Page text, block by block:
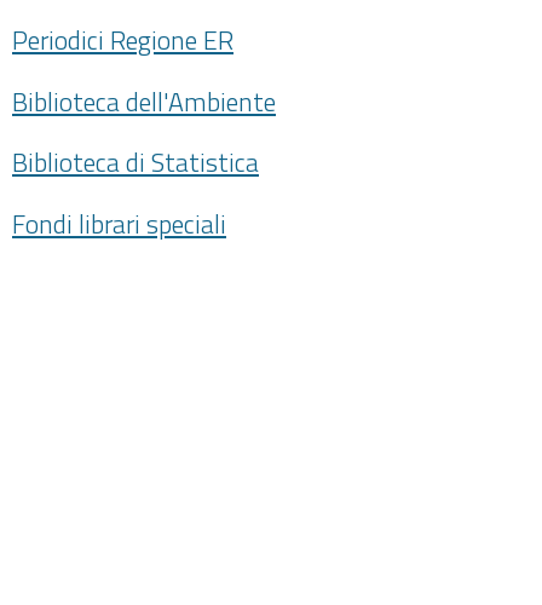
Periodici Regione ER
Biblioteca dell'Ambiente
Biblioteca di Statistica
Fondi librari speciali